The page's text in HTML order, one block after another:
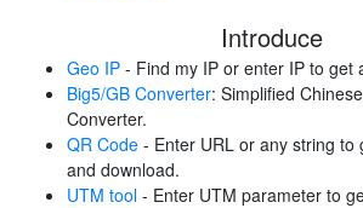
Introduce
Geo IP - Find my IP or enter IP to get
Big5/GB Converter: Simplified
Converter.
QR Code - Enter URL or any string to
and download.
UTM tool - Enter UTM parameter to